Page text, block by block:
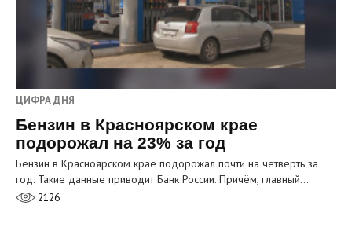
ЦИФРА ДНЯ
Бензин в Красноярском крае
подорожал на 23% за год
Бензин в Красноярском крае подорожал почти на четверть за
год. Такие данные приводит Банк России. Причём, главный…
2126